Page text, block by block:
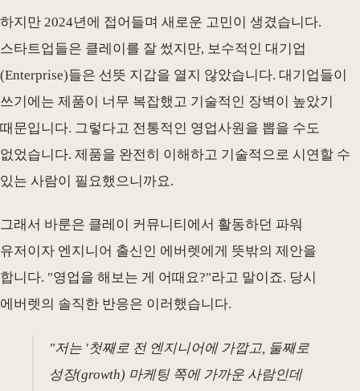
하지만 2024년에 접어들며 새로운 고민이 생겼습니다.
스타트업들은 클레이를 잘 썼지만, 보수적인 대기업
(Enterprise)들은 선뜻 지갑을 열지 않았습니다. 대기업들이
쓰기에는 제품이 너무 복잡했고 기술적인 장벽이 높았기
때문입니다. 그렇다고 전통적인 영업사원을 뽑을 수도
없었습니다. 제품을 완전히 이해하고 기술적으로 시연할 수
있는 사람이 필요했으니까요.
그래서 바룬은 클레이 커뮤니티에서 활동하던 파워
유저이자 엔지니어 출신인 에버렛에게 뜻밖의 제안을
합니다. "영업을 해보는 게 어때요?"라고 말이죠. 당시
에버렛의 솔직한 반응은 이러했습니다.
"저는 '첫째로 전 엔지니어에 가깝고, 둘째로
성장(growth) 마케팅 쪽에 가까운 사람인데